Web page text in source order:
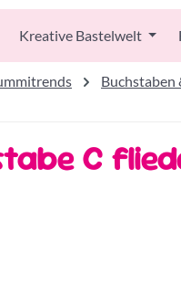
Kreative Bastelwelt
Buchstaben
C